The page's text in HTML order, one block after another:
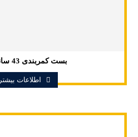
بست کمربندی 43 سانتیمتر
اطلاعات بیشتر